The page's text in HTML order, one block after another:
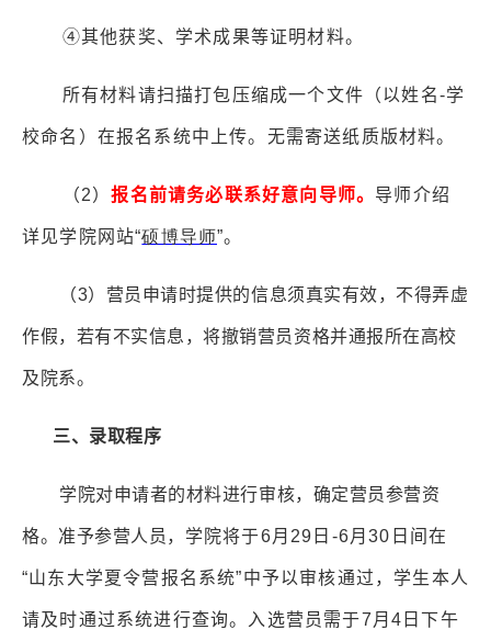
④其他获奖、学术成果等证明材料。
所有材料请扫描打包压缩成一个文件（以姓名-学
校命名）在报名系统中上传。无需寄送纸质版材料。
（2）报名前请务必联系好意向导师。 导师介绍
详见学院网站“硕博导师”。
（3）营员申请时提供的信息须真实有效，不得弄虚
作假，若有不实信息，将撤销营员资格并通报所在高校
及院系。
三、录取程序
学院对申请者的材料进行审核，确定营员参营资
格。准予参营人员， 学院将于6月 29 日 -6月30 日间在
“山东大学夏令营报名系统”中予以审核通过，学生本人
请及时通过系统进行查询。入选营员需于7 月4 日下午